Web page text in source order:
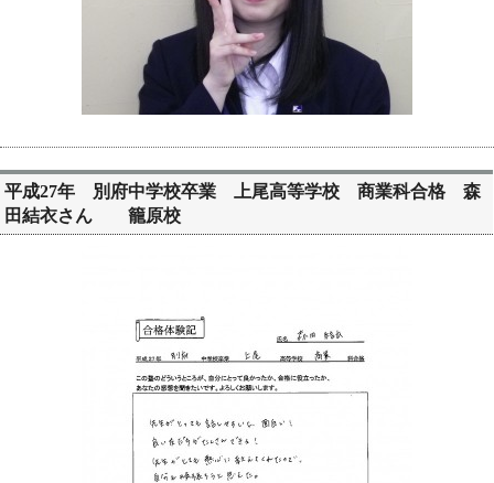
平成27年 別府中学校卒業 上尾高等学校 商業科合格 森
田結衣さん 籠原校